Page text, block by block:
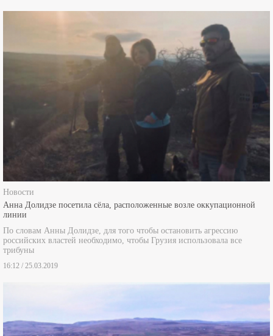
Новости
Анна Долидзе посетила сёла, расположенные возле оккупационной
линии
По словам Анны Долидзе, для того чтобы остановить агрессию
российских властей необходимо, чтобы Грузия использовала все
трибуны
16:12 / 25.03.2019